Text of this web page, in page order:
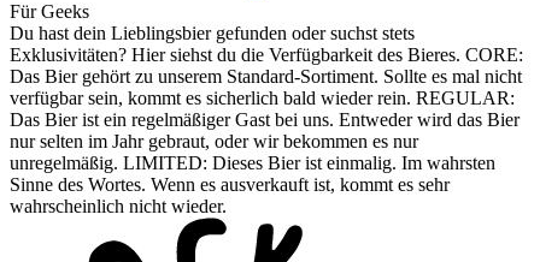
Für Geeks
Du hast dein Lieblingsbier gefunden oder suchst stets
Exklusivitäten? Hier siehst du die Verfügbarkeit des Bieres. CORE:
Das Bier gehört zu unserem Standard-Sortiment. Sollte es mal nicht
verfügbar sein, kommt es sicherlich bald wieder rein. REGULAR:
Das Bier ist ein regelmäßiger Gast bei uns. Entweder wird das Bier
nur selten im Jahr gebraut, oder wir bekommen es nur
unregelmäßig. LIMITED: Dieses Bier ist einmalig. Im wahrsten
Sinne des Wortes. Wenn es ausverkauft ist, kommt es sehr
wahrscheinlich nicht wieder.